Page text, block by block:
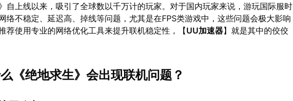
自上线以来，吸引了全球数以千万计的玩家。对于国内玩家来说，游玩国际服时
络不稳定、延迟高、掉线等问题，尤其是在FPS类游戏中，这些问题会极大影响
荐使用专业的网络优化工具来提升联机稳定性，【UU加速器】就是其中的佼佼
《绝地求生》会出现联机问题？